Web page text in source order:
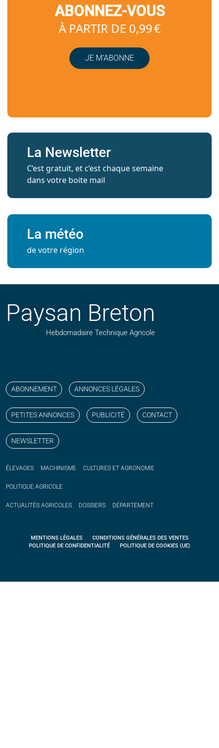
ABONNEZ-VOUS
À PARTIR DE 0,99 €
JE M’ABONNE
La Newsletter
C’est gratuit, et c’est chaque semaine
dans votre boite mail
La météo
de votre région
Paysan Breton
Hebdomadaire Technique Agricole
ABONNEMENT ANNONCES LÉGALES
PETITES ANNONCES PUBLICITÉ CONTACT
NEWSLETTER
ÉLEVAGES MACHINISME CULTURES ET AGRONOMIE
POLITIQUE AGRICOLE
ACTUALITÉS AGRICOLES DOSSIERS DÉPARTEMENT
MENTIONS LÉGALES
CONDITIONS GÉNÉRALES DES VENTES
POLITIQUE DE CONFIDENTIALITÉ
POLITIQUE DE COOKIES (UE)